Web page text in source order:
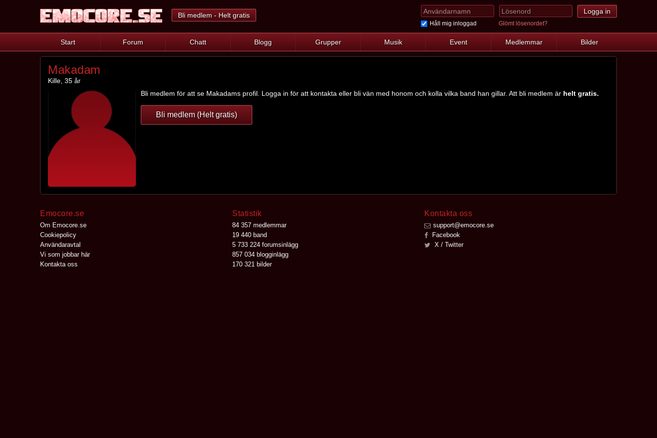
Bli medlem - Helt gratis
Håll mig inloggad Glömt lösenordet?
Start Forum Chatt Blogg Grupper Musik Event Medlemmar Bilder
Makadam
Kille, 35 år
Bli medlem för att se Makadams profil. Logga in för att kontakta eller bli vän med honom och kolla vilka band han gillar. Att bli medlem är helt gratis.
Bli medlem (Helt gratis)
Emocore.se
Om Emocore.se
Cookiepolicy
Användaravtal
Vi som jobbar här
Kontakta oss
Statistik
84 357 medlemmar
19 440 band
5 733 224 forumsinlägg
857 034 blogginlägg
170 321 bilder
Kontakta oss
support@emocore.se
Facebook
X / Twitter